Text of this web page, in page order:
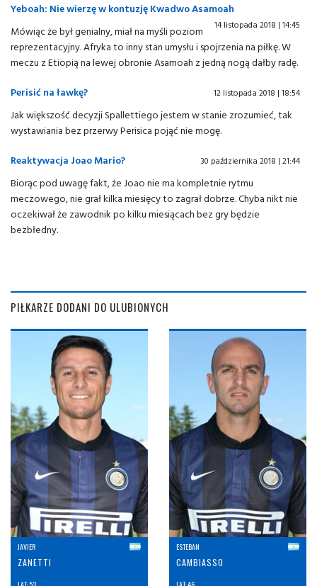
Yeboah: Nie wierzę w kontuzję Kwadwo Asamoah
14 listopada 2018 | 14:45
Mówiąc że był genialny, miał na myśli poziom
reprezentacyjny. Afryka to inny stan umysłu i spojrzenia na piłkę. W
meczu z Etiopią na lewej obronie Asamoah z jedną nogą dałby radę.
Perisić na ławkę?
12 listopada 2018 | 18:54
Jak większość decyzji Spallettiego jestem w stanie zrozumieć, tak
wystawiania bez przerwy Perisica pojąć nie mogę.
Reaktywacja Joao Mario?
30 października 2018 | 21:44
Biorąc pod uwagę fakt, że Joao nie ma kompletnie rytmu
meczowego, nie grał kilka miesięcy to zagrał dobrze. Chyba nikt nie
oczekiwał że zawodnik po kilku miesiącach bez gry będzie
bezbłedny.
PIŁKARZE DODANI DO ULUBIONYCH
JAVIER
ZANETTI
ESTEBAN
CAMBIASSO